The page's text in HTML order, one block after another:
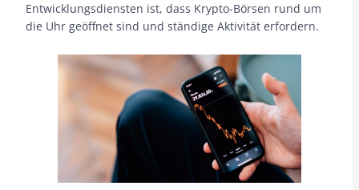
Entwicklungsdiensten ist, dass Krypto-Börsen rund um
die Uhr geöffnet sind und ständige Aktivität erfordern.